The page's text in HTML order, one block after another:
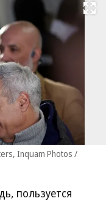
Развернуть
Inquam Photos /
пользуется